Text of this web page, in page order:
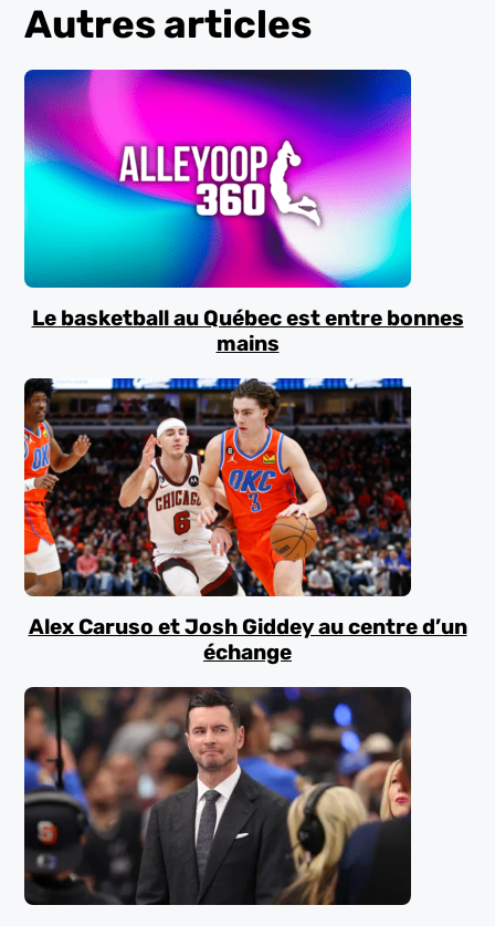
Autres articles
Le basketball au Québec est entre bonnes
mains
Alex Caruso et Josh Giddey au centre d’un
échange